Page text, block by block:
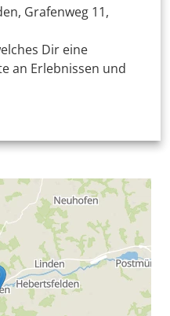
Grafenweg 11,
Dir eine
an Erlebnissen und